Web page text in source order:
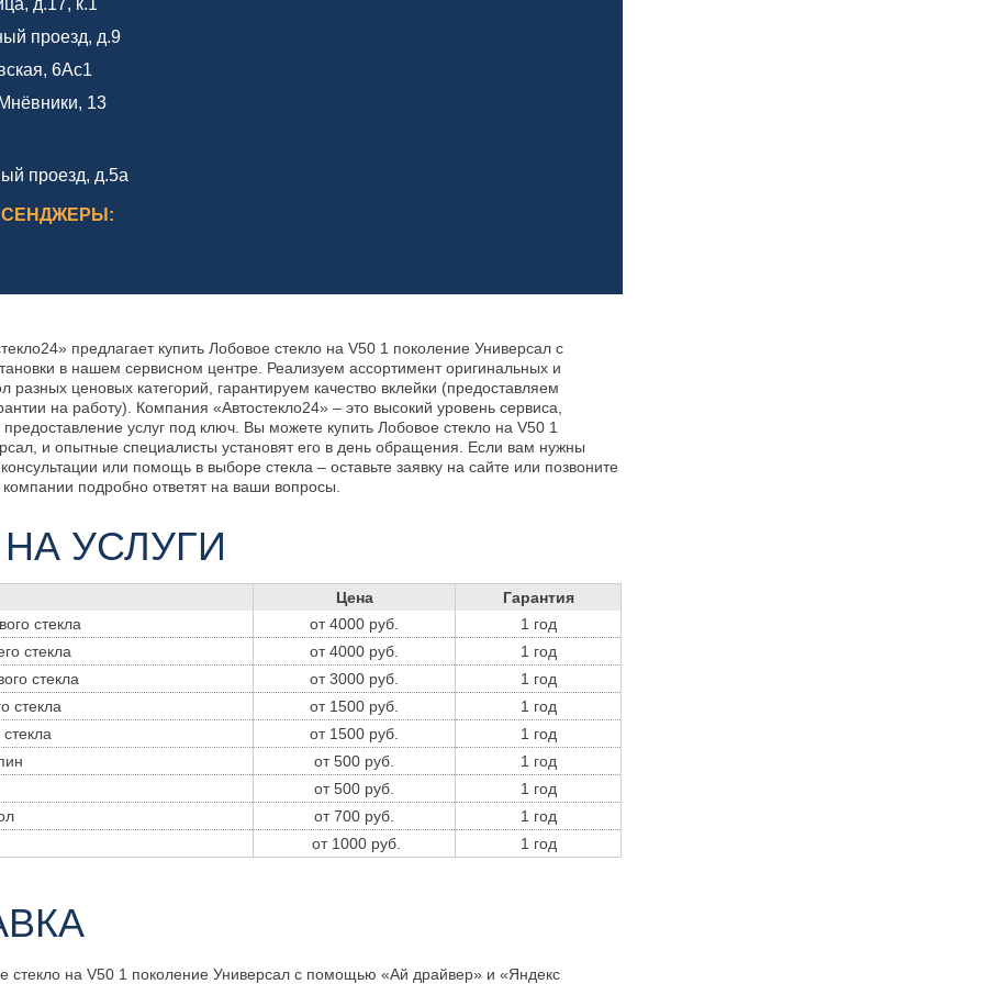
д.17, к.1
проезд, д.9
6Ас1
13
проезд, д.5а
предлагает купить Лобовое стекло на V50 1 поколение Универсал с
в нашем сервисном центре. Реализуем ассортимент оригинальных и
разных ценовых категорий, гарантируем качество вклейки (предоставляем
на работу). Компания «Автостекло24» – это высокий уровень сервиса,
услуг под ключ. Вы можете купить Лобовое стекло на V50 1
и опытные специалисты установят его в день обращения. Если вам нужны
или помощь в выборе стекла – оставьте заявку на сайте или позвоните
подробно ответят на ваши вопросы.
УСЛУГИ
Цена
Гарантия
стекла
от 4000 руб.
1 год
стекла
от 4000 руб.
1 год
стекла
от 3000 руб.
1 год
стекла
от 1500 руб.
1 год
от 1500 руб.
1 год
от 500 руб.
1 год
от 500 руб.
1 год
от 700 руб.
1 год
от 1000 руб. 1 год
стекло на V50 1 поколение Универсал с помощью «Ай драйвер» и «Яндекс